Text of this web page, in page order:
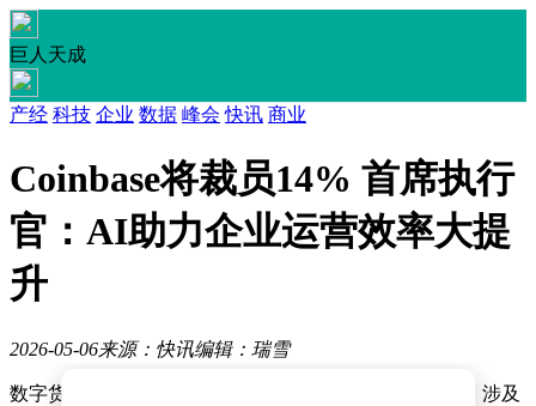
巨人天成
产经 科技 企业 数据 峰会 快讯 商业
Coinbase将裁员14% 首席执行
官：AI助力企业运营效率大提
升
2026-05-06来源：快讯编辑：瑞雪
数字货币交易平台Coinbase近日宣布将进行大规模裁员，涉及